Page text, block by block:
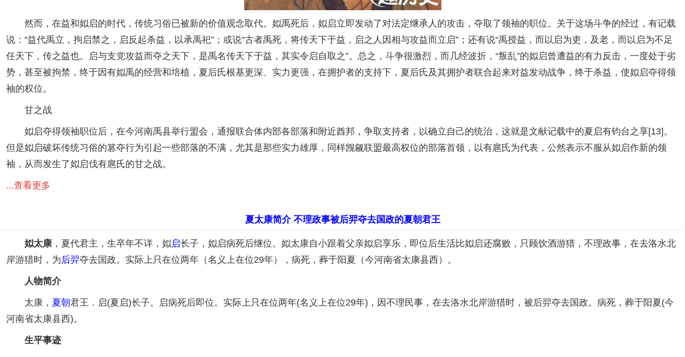
然而，在益和姒启的时代，传统习俗已被新的价值观念取代。姒禹死后，姒启立即发动了对法定继承人的攻击，夺取了领袖的职位。关于这场斗争的经过，有记载
说：“益代禹立，拘启禁之，启反起杀益，以承禹祀”；或说“古者禹死，将传天下于益，启之人因相与攻益而立启”；还有说“禹授益，而以启为吏，及老，而以启为不足
任天下，传之益也。启与支党攻益而夺之天下，是禹名传天下于益，其实令启自取之”。总之，斗争很激烈，而几经波折，“叛乱”的姒启曾遭益的有力反击，一度处于劣
势，甚至被拘禁，终于因有姒禹的经营和培植，夏后氏根基更深、实力更强，在拥护者的支持下，夏后氏及其拥护者联合起来对益发动战争，终于杀益，使姒启夺得领
袖的权位。
甘之战
姒启夺得领袖职位后，在今河南禹县举行盟会，通报联合体内部各部落和附近酋邦，争取支持者，以确立自己的统治，这就是文献记载中的夏启有钧台之享[13]。
但是姒启破坏传统习俗的篡夺行为引起一些部落的不满，尤其是那些实力雄厚，同样觊觎联盟最高权位的部落首领，以有扈氏为代表，公然表示不服从姒启作新的领
袖，从而发生了姒启伐有扈氏的甘之战。
...查看更多
夏太康简介 不理政事被后羿夺去国政的夏朝君王
姒太康，夏代君主，生卒年不详，姒启长子，姒启病死后继位。姒太康自小跟着父亲姒启享乐，即位后生活比姒启还腐败，只顾饮酒游猎，不理政事，在去洛水北
岸游猎时，为后羿夺去国政。实际上只在位两年（名义上在位29年），病死，葬于阳夏（今河南省太康县西）。
人物简介
太康， 夏朝君王．启(夏启)长子。启病死后即位。实际上只在位两年(名义上在位29年)，因不理民事，在去洛水北岸游猎时，被后羿夺去国政。病死，葬于阳夏(今
河南省太康县西)。
生平事迹